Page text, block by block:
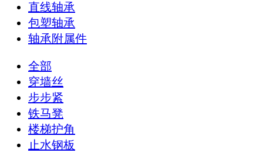
直线轴承
包塑轴承
轴承附属件
全部
穿墙丝
步步紧
铁马凳
楼梯护角
止水钢板